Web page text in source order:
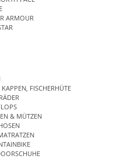
ARMOUR
KAPPEN, FISCHERHÜTE
& MÜTZEN